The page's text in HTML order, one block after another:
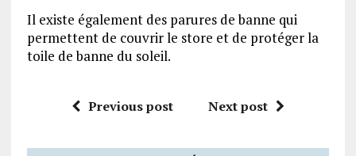
Il existe également des parures de banne qui
permettent de couvrir le store et de protéger la
toile de banne du soleil.
Previous post Next post